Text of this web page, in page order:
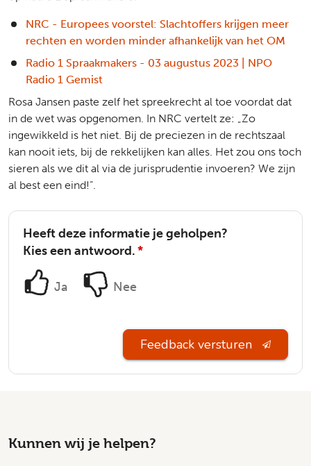
NRC - Europees voorstel: Slachtoffers krijgen meer
rechten en worden minder afhankelijk van het OM
Radio 1 Spraakmakers - 03 augustus 2023 | NPO
Radio 1 Gemist
Rosa Jansen paste zelf het spreekrecht al toe voordat dat
in de wet was opgenomen. In NRC vertelt ze: „Zo
ingewikkeld is het niet. Bij de preciezen in de rechtszaal
kan nooit iets, bij de rekkelijken kan alles. Het zou ons toch
sieren als we dit al via de jurisprudentie invoeren? We zijn
al best een eind!”.
Heeft deze informatie je geholpen?
Kies een antwoord.*
Ja Nee
Feedback versturen
Kunnen wij je helpen?